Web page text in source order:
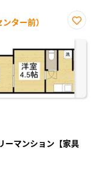
ター前）
に入
り登
録
ーマンション【家具